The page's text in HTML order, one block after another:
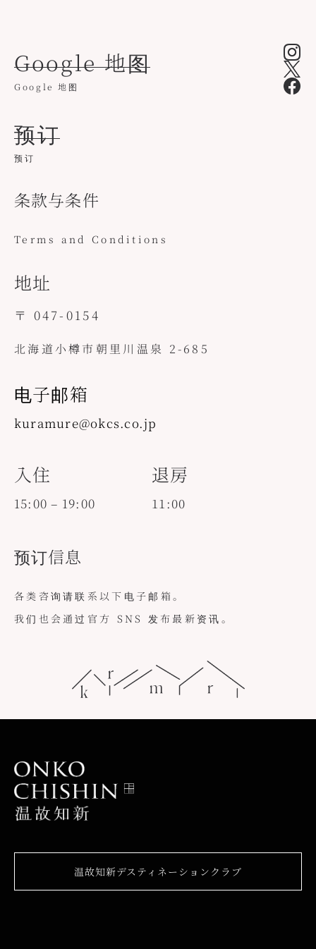
地址
〒 047-0154
北海道小樽市朝里川温泉 2-685
Google 地图
Google 地图
预订
预订
入住
15:00 – 19:00
退房
11:00
预订信息
各类咨询请联系以下电子邮箱。
我们也会通过官方 SNS 发布最新资讯。
电子邮箱
kuramure@okcs.co.jp
条款与条件
Terms and Conditions
温故知新デスティネーションクラブ